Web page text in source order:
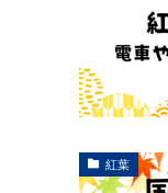
紅葉